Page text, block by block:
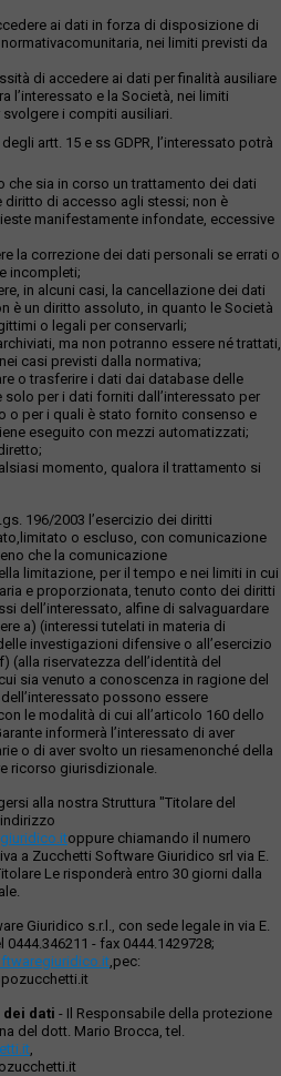
in: Elaborati prescrittivi: 1.
ambientale, Agro Romano: Aree
2. Rete Ecologica: Nessuna
3. G1. Carta per la Qualità:
sensi dell’art. 16 comma 1 delle
individuati elementi articolati
4. G8. Standard urbanistici:
che, ai sensi del comma 1,
353 del 21.11.2000 in materia di
non risulta tra gli elenchi
percorsi dal fuoco. Si precisa,
risultano censiti negli allegati
esistenza gravami usi civici” del
approvazione del Piano
n.18/2008). La visura al Piano
ha individuato il compendio,
alla lettura delle tavole
tavola A Paesaggio Agrario di
rileva che l’intestazione catastale
dovrà provvedere a
all’aggiornamento catastale.
rilevato in sede del
i beni oggetto di pignoramento
alla/dalla pubblica via e
fondi estranei alla presente
rileva, altresì, che dalla nota di
trascritto a Roma 1 il
avente ad oggetto i
che “nelle superfici di
la striscia, larga tre
a strada. Questa, con
e lungo il lato destro,
via vicinale, terminerà al
Su tale strada viene
transito, acquedotto,
ect. in favore dell’intero
del 06/07/1974 non viene
il bene n.1 oggetto di
risulti afferente a detta nota. Il
precisato, rappresentato e
depositato in atti. Ogni
rispetto a tutto quanto sopra
riportato e descritto
riguardo ad eventuali rapporti,
di terzi o comunque connessa
derivarne, gli aggiornamenti
a totale rischio, carico,
come meglio indicato in
ai dati in forza di disposizione di
nei limiti previsti da
di accedere ai dati per finalità ausiliare
l’interessato e la Società, nei limiti
i compiti ausiliari.
artt. 15 e ss GDPR, l’interessato potrà
che sia in corso un trattamento dei dati
diritto di accesso agli stessi; non è
manifestamente infondate, eccessive
la correzione dei dati personali se errati o
incompleti;
in alcuni casi, la cancellazione dei dati
è un diritto assoluto, in quanto le Società
o legali per conservarli;
ma non potranno essere né trattati,
casi previsti dalla normativa;
o trasferire i dati dai database delle
solo per i dati forniti dall’interessato per
o per i quali è stato fornito consenso e
eseguito con mezzi automatizzati;
momento, qualora il trattamento si
196/2003 l’esercizio dei diritti
o escluso, con comunicazione
che la comunicazione
limitazione, per il tempo e nei limiti in cui
e proporzionata, tenuto conto dei diritti
dell’interessato, alfine di salvaguardare
a) (interessi tutelati in materia di
investigazioni difensive o all’esercizio
(alla riservatezza dell’identità del
sia venuto a conoscenza in ragione del
possono essere
le modalità di cui all’articolo 160 dello
informerà l’interessato di aver
o di aver svolto un riesamenonché della
ricorso giurisdizionale.
alla nostra Struttura "Titolare del
oppure chiamando il numero
a Zucchetti Software Giuridico srl via E.
Le risponderà entro 30 giorni dalla
Giuridico s.r.l., con sede legale in via E.
0444.346211 - fax 0444.1429728;
,pec:
dati - Il Responsabile della protezione
del dott. Mario Brocca, tel.